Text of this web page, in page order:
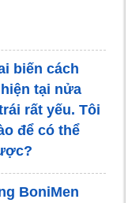
biến cách
tại nửa
rất yếu. Tôi
để có thể
BoniMen